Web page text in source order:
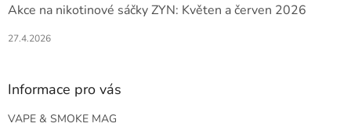
Akce na nikotinové sáčky ZYN: Květen a červen 2026
27.4.2026
Informace pro vás
VAPE & SMOKE MAG